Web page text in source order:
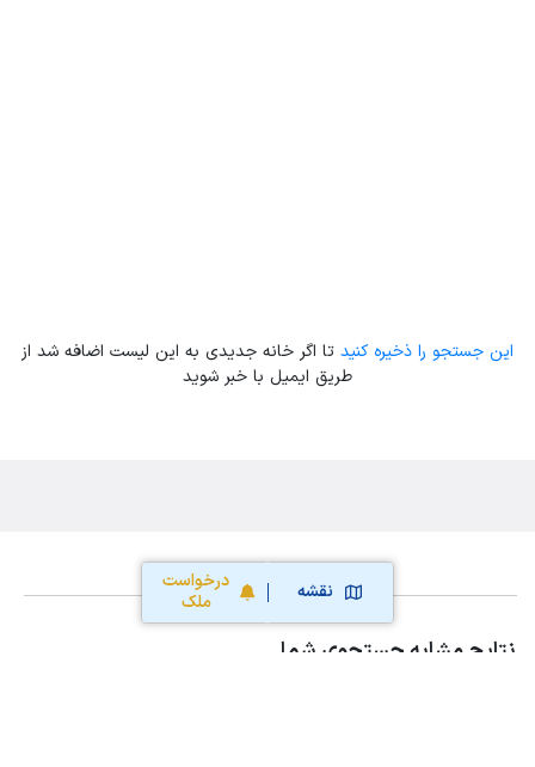
نقشه
درخواست
ملک
این جستجو را ذخیره کنید تا اگر خانه جدیدی به این لیست اضافه شد از
طریق ایمیل با خبر شوید
نتایج مشابه جستجوی شما